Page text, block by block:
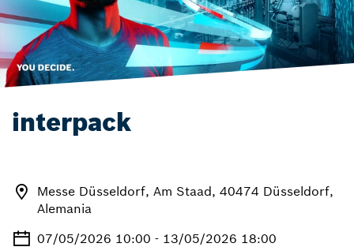
interpack
Messe Düsseldorf, Am Staad, 40474 Düsseldorf,
Alemania
07/05/2026 10:00 - 13/05/2026 18:00